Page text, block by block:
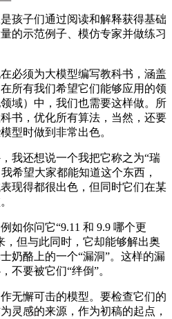
子们通过阅读和解释获得基础
的示范例子、模仿专家并做练习
须为大模型编写教科书，涵盖
所有我们希望它们能够应用的领
域）中，我们也需要这样做。所
书，优化所有算法，当然，还要
型时做到非常出色。
还想说一个我把它称之为“瑞
希望大家都能知道这个东西，
现得都很出色，但同时它们在某
你问它“9.11 和 9.9 哪个更
，但与此同时，它却能够解出奥
奶酪上的一个“漏洞”。这样的漏
不要被它们“绊倒”。
懈可击的模型。要检查它们的
灵感的来源，作为初稿的起点，